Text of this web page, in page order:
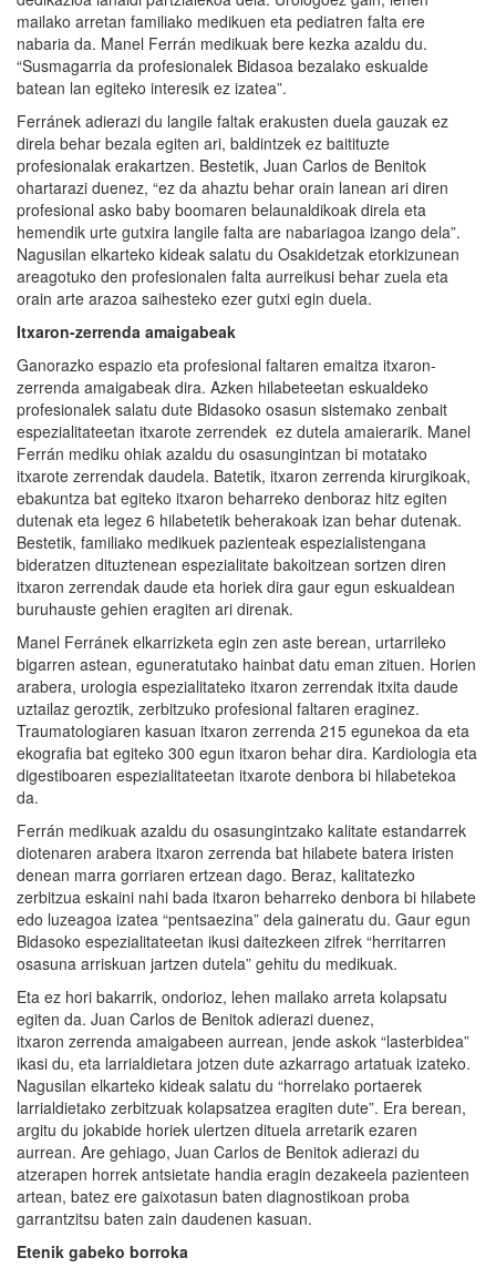
mailako arretan familiako medikuen eta pediatren falta ere
nabaria da. Manel Ferrán medikuak bere kezka azaldu du.
“Susmagarria da profesionalek Bidasoa bezalako eskualde
batean lan egiteko interesik ez izatea”.
Ferránek adierazi du langile faltak erakusten duela gauzak ez
direla behar bezala egiten ari, baldintzek ez baitituzte
profesionalak erakartzen. Bestetik, Juan Carlos de Benitok
ohartarazi duenez, “ez da ahaztu behar orain lanean ari diren
profesional asko baby boomaren belaunaldikoak direla eta
hemendik urte gutxira langile falta are nabariagoa izango dela”.
Nagusilan elkarteko kideak salatu du Osakidetzak etorkizunean
areagotuko den profesionalen falta aurreikusi behar zuela eta
orain arte arazoa saihesteko ezer gutxi egin duela.
Itxaron-zerrenda amaigabeak
Ganorazko espazio eta profesional faltaren emaitza itxaron-
zerrenda amaigabeak dira. Azken hilabeteetan eskualdeko
profesionalek salatu dute Bidasoko osasun sistemako zenbait
espezialitateetan itxarote zerrendek ez dutela amaierarik. Manel
Ferrán mediku ohiak azaldu du osasungintzan bi motatako
itxarote zerrendak daudela. Batetik, itxaron zerrenda kirurgikoak,
ebakuntza bat egiteko itxaron beharreko denboraz hitz egiten
dutenak eta legez 6 hilabetetik beherakoak izan behar dutenak.
Bestetik, familiako medikuek pazienteak espezialistengana
bideratzen dituztenean espezialitate bakoitzean sortzen diren
itxaron zerrendak daude eta horiek dira gaur egun eskualdean
buruhauste gehien eragiten ari direnak.
Manel Ferránek elkarrizketa egin zen aste berean, urtarrileko
bigarren astean, eguneratutako hainbat datu eman zituen. Horien
arabera, urologia espezialitateko itxaron zerrendak itxita daude
uztailaz geroztik, zerbitzuko profesional faltaren eraginez.
Traumatologiaren kasuan itxaron zerrenda 215 egunekoa da eta
ekografia bat egiteko 300 egun itxaron behar dira. Kardiologia eta
digestiboaren espezialitateetan itxarote denbora bi hilabetekoa
da.
Ferrán medikuak azaldu du osasungintzako kalitate estandarrek
diotenaren arabera itxaron zerrenda bat hilabete batera iristen
denean marra gorriaren ertzean dago. Beraz, kalitatezko
zerbitzua eskaini nahi bada itxaron beharreko denbora bi hilabete
edo luzeagoa izatea “pentsaezina” dela gaineratu du. Gaur egun
Bidasoko espezialitateetan ikusi daitezkeen zifrek “herritarren
osasuna arriskuan jartzen dutela” gehitu du medikuak.
Eta ez hori bakarrik, ondorioz, lehen mailako arreta kolapsatu
egiten da. Juan Carlos de Benitok adierazi duenez,
itxaron zerrenda amaigabeen aurrean, jende askok “lasterbidea”
ikasi du, eta larrialdietara jotzen dute azkarrago artatuak izateko.
Nagusilan elkarteko kideak salatu du “horrelako portaerek
larrialdietako zerbitzuak kolapsatzea eragiten dute”. Era berean,
argitu du jokabide horiek ulertzen dituela arretarik ezaren
aurrean. Are gehiago, Juan Carlos de Benitok adierazi du
atzerapen horrek antsietate handia eragin dezakeela pazienteen
artean, batez ere gaixotasun baten diagnostikoan proba
garrantzitsu baten zain daudenen kasuan.
Etenik gabeko borroka